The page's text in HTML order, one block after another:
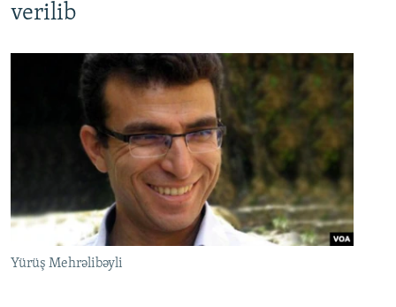
verilib
Yürüş Mehrəlibəyli